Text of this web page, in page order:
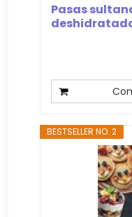
Pasas
BESTSELLER NO. 2